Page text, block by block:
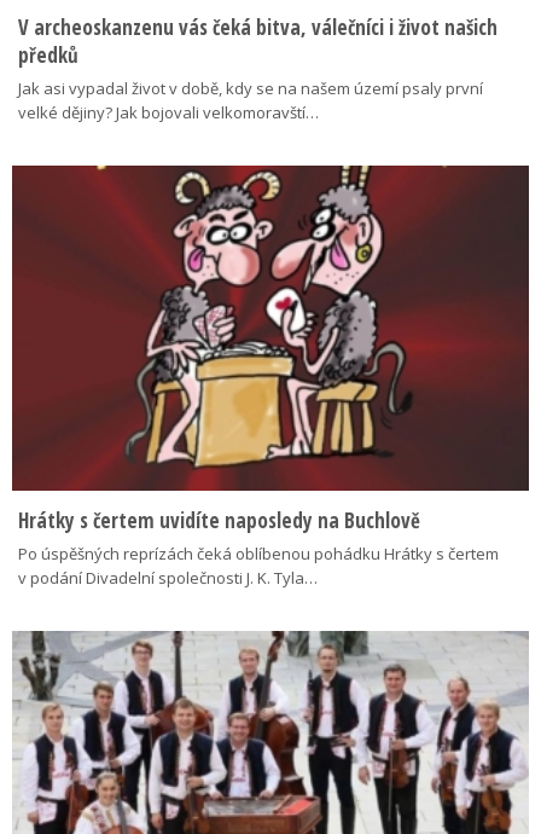
V archeoskanzenu vás čeká bitva, válečníci i život našich
předků
Jak asi vypadal život v době, kdy se na našem území psaly první
velké dějiny? Jak bojovali velkomoravští…
Hrátky s čertem uvidíte naposledy na Buchlově
Po úspěšných reprízách čeká oblíbenou pohádku Hrátky s čertem
v podání Divadelní společnosti J. K. Tyla…